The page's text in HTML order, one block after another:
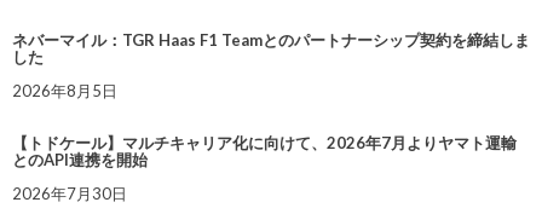
ネバーマイル：TGR Haas F1 Teamとのパートナーシップ契約を締結しま
した
2026年8月5日
【トドケール】マルチキャリア化に向けて、2026年7月よりヤマト運輸
とのAPI連携を開始
2026年7月30日